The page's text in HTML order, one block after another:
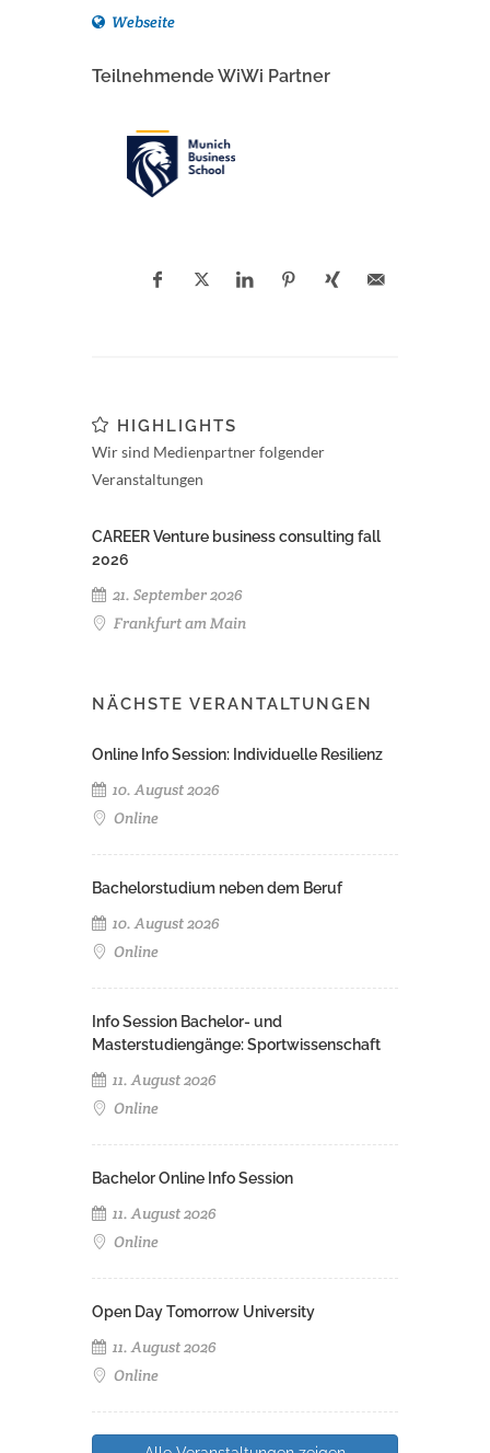
Webseite
Teilnehmende WiWi Partner
HIGHLIGHTS
Wir sind Medienpartner folgender
Veranstaltungen
CAREER Venture business consulting fall
2026
21. September 2026
Frankfurt am Main
NÄCHSTE VERANTALTUNGEN
Online Info Session: Individuelle Resilienz
10. August 2026
Online
Bachelorstudium neben dem Beruf
10. August 2026
Online
Info Session Bachelor- und
Masterstudiengänge: Sportwissenschaft
11. August 2026
Online
Bachelor Online Info Session
11. August 2026
Online
Open Day Tomorrow University
11. August 2026
Online